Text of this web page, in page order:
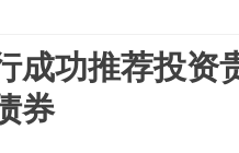
成功推荐投资
券